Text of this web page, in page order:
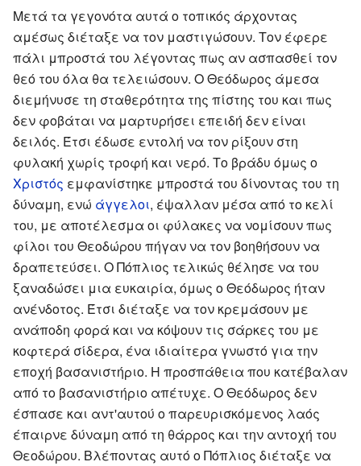
Μετά τα γεγονότα αυτά ο τοπικός άρχοντας
αμέσως διέταξε να τον μαστιγώσουν. Τον έφερε
πάλι μπροστά του λέγοντας πως αν ασπασθεί τον
θεό του όλα θα τελειώσουν. Ο Θεόδωρος άμεσα
διεμήνυσε τη σταθερότητα της πίστης του και πως
δεν φοβάται να μαρτυρήσει επειδή δεν είναι
δειλός. Έτσι έδωσε εντολή να τον ρίξουν στη
φυλακή χωρίς τροφή και νερό. Το βράδυ όμως ο
Χριστός εμφανίστηκε μπροστά του δίνοντας του τη
δύναμη, ενώ άγγελοι, έψαλλαν μέσα από το κελί
του, με αποτέλεσμα οι φύλακες να νομίσουν πως
φίλοι του Θεοδώρου πήγαν να τον βοηθήσουν να
δραπετεύσει. Ο Πόπλιος τελικώς θέλησε να του
ξαναδώσει μια ευκαιρία, όμως ο Θεόδωρος ήταν
ανένδοτος. Έτσι διέταξε να τον κρεμάσουν με
ανάποδη φορά και να κόψουν τις σάρκες του με
κοφτερά σίδερα, ένα ιδιαίτερα γνωστό για την
εποχή βασανιστήριο. Η προσπάθεια που κατέβαλαν
από το βασανιστήριο απέτυχε. Ο Θεόδωρος δεν
έσπασε και αντ'αυτού ο παρευρισκόμενος λαός
έπαιρνε δύναμη από τη θάρρος και την αντοχή του
Θεοδώρου. Βλέποντας αυτό ο Πόπλιος διέταξε να